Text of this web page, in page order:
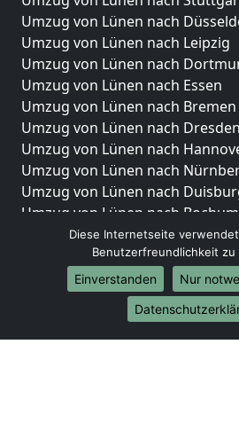
Umzug von Lünen nach
Umzug von Lünen nach Leipzig
Umzug von Lünen nach
Umzug von Lünen nach Essen
Umzug von Lünen nach Bremen
Umzug von Lünen nach Dresden
Umzug von Lünen nach
Umzug von Lünen nach
Umzug von Lünen nach
Umzug von Lünen nach Bochum
Umzug von Lünen nach
Umzug von Lünen nach
Umzug von Lünen nach Bonn
Umzug von Lünen nach
Diese Internetseite
Benutzerfreundlichkeit zu
Einverstanden
Nur